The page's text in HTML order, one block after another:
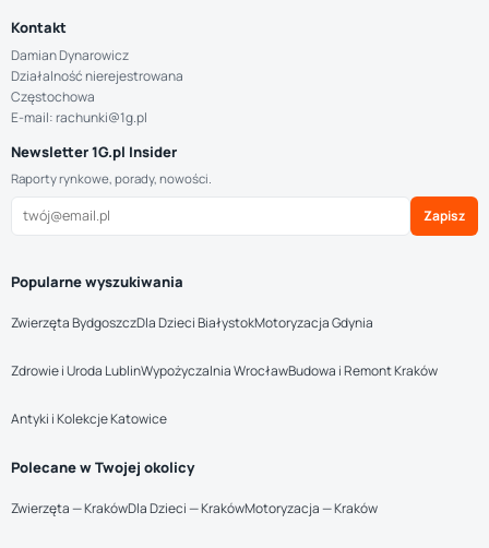
Kontakt
Damian Dynarowicz
Działalność nierejestrowana
Częstochowa
E-mail: rachunki@1g.pl
Newsletter 1G.pl Insider
Raporty rynkowe, porady, nowości.
Zapisz
Popularne wyszukiwania
Zwierzęta BydgoszczDla Dzieci BiałystokMotoryzacja Gdynia
Zdrowie i Uroda LublinWypożyczalnia WrocławBudowa i Remont Kraków
Antyki i Kolekcje Katowice
Polecane w Twojej okolicy
Zwierzęta — KrakówDla Dzieci — KrakówMotoryzacja — Kraków